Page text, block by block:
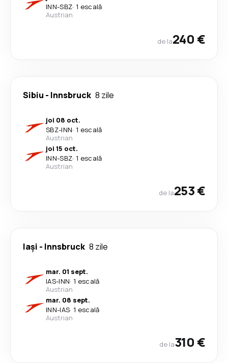
INN-SBZ· 1 escală
Austrian
de la240 €
Sibiu - Innsbruck 8 zile
joi 08 oct.
SBZ-INN· 1 escală
Austrian
joi 15 oct.
INN-SBZ· 1 escală
Austrian
de la253 €
Iași - Innsbruck 8 zile
mar. 01 sept.
IAS-INN· 1 escală
Austrian
mar. 08 sept.
INN-IAS· 1 escală
Austrian
de la310 €